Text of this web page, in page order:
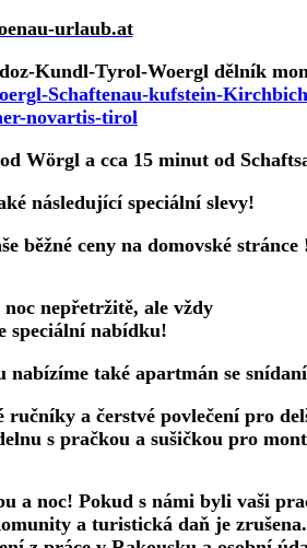
urlaub.at
Kundl-Tyrol-Woergl dělník
Wörgl a cca 15 minut od
následující speciální slevy!
běžné ceny na domovské stránce
nepřetržitě, ale vždy
speciální nabídku!
nabízíme také apartmán se
a čerstvé povlečení pro
s pračkou a sušičkou pro
a noc! Pokud s námi byli vaši
a turistická daň je zrušena.